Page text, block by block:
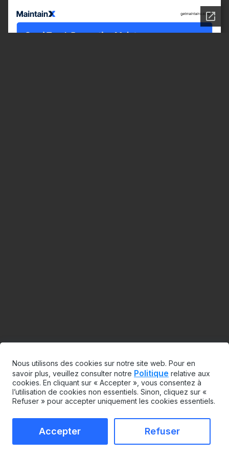
Nous utilisons des cookies sur notre site web. Pour en
savoir plus, veuillez consulter notre Politique relative aux
cookies. En cliquant sur « Accepter », vous consentez à
l’utilisation de cookies non essentiels. Sinon, cliquez sur «
Refuser » pour accepter uniquement les cookies essentiels.
Accepter Refuser